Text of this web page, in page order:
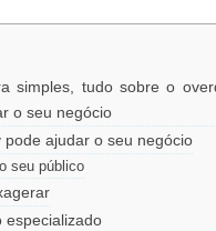
simples, tudo sobre o
o seu negócio
ajudar o seu negócio
seu público
especializado